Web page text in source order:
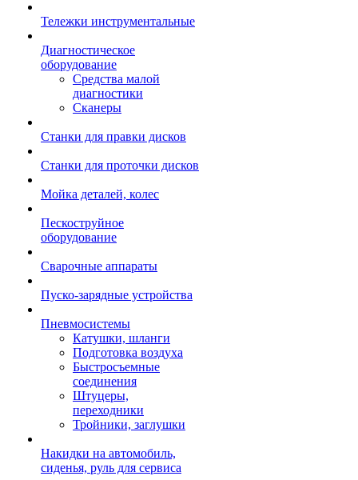
Тележки инструментальные
Диагностическое
оборудование
Средства малой
диагностики
Сканеры
Станки для правки дисков
Станки для проточки дисков
Мойка деталей, колес
Пескоструйное
оборудование
Сварочные аппараты
Пуско-зарядные устройства
Пневмосистемы
Катушки, шланги
Подготовка воздуха
Быстросъемные
соединения
Штуцеры,
переходники
Тройники, заглушки
Накидки на автомобиль,
сиденья, руль для сервиса